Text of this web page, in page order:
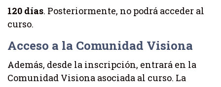
120 días. Posteriormente, no podrá acceder al
curso.
Acceso a la Comunidad Visiona
Además, desde la inscripción, entrará en la
Comunidad Visiona asociada al curso. La